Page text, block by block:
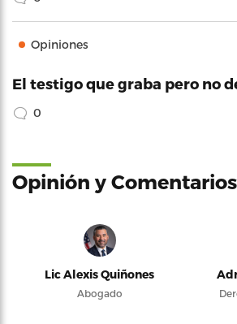
Opiniones
El testigo que graba pero no
0
Opinión y Comentarios
Lic Alexis Quiñones
Abogado